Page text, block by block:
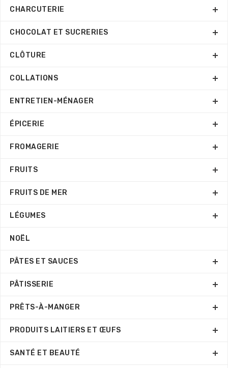
CHARCUTERIE
CHOCOLAT ET SUCRERIES
CLÔTURE
COLLATIONS
ENTRETIEN-MÉNAGER
ÉPICERIE
FROMAGERIE
FRUITS
FRUITS DE MER
LÉGUMES
NOËL
PÂTES ET SAUCES
PÂTISSERIE
PRÊTS-À-MANGER
PRODUITS LAITIERS ET ŒUFS
SANTÉ ET BEAUTÉ